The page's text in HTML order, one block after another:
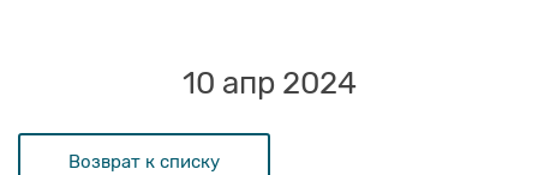
Возврат к списку
10 апр 2024